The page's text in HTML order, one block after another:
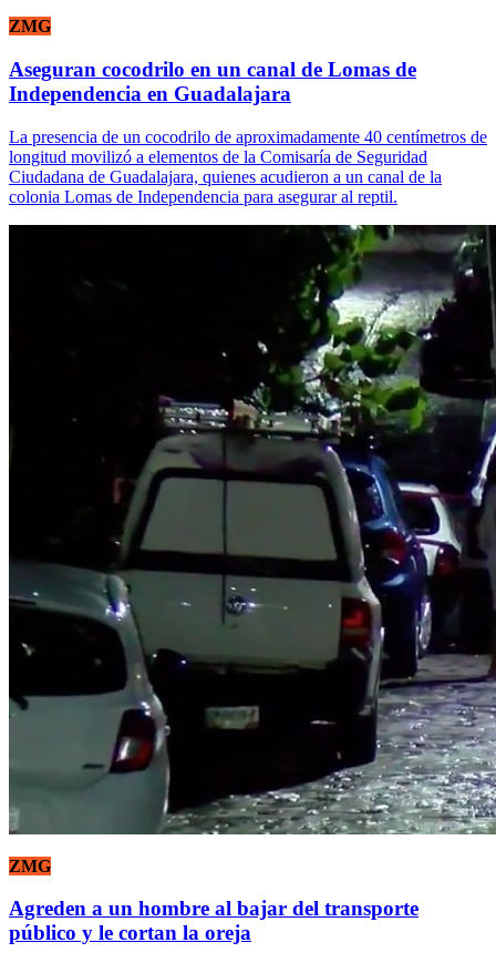
ZMG
Aseguran cocodrilo en un canal de Lomas de
Independencia en Guadalajara
La presencia de un cocodrilo de aproximadamente 40 centímetros de
longitud movilizó a elementos de la Comisaría de Seguridad
Ciudadana de Guadalajara, quienes acudieron a un canal de la
colonia Lomas de Independencia para asegurar al reptil.
ZMG
Agreden a un hombre al bajar del transporte
público y le cortan la oreja